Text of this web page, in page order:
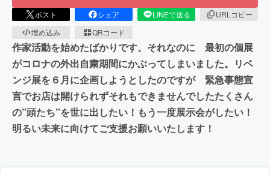
ポスト シェア LINEで送る
URLコピー
埋め込み
QRコード
作家活動を始めたばかりです。それなのに 最初の個展
がコロナの外出自粛期間にかぶってしまいました。リベ
ンジ展を６月に企画しようとしたのですが 緊急事態宣
言でお店は開けられずそれもできませんでしたたくさん
の”頭たち”を世に出したい！もう一度展示会がしたい！
明るい未来に向けてご支援お願いいたします！